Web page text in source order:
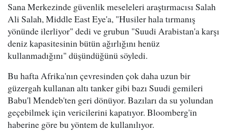
Sana Merkezinde güvenlik meseleleri araştırmacısı Salah
Ali Salah, Middle East Eye'a, "Husiler hala tırmanış
yönünde ilerliyor" dedi ve grubun "Suudi Arabistan'a karşı
deniz kapasitesinin bütün ağırlığını henüz
kullanmadığını" düşündüğünü söyledi.
Bu hafta Afrika'nın çevresinden çok daha uzun bir
güzergah kullanan altı tanker gibi bazı Suudi gemileri
Babu'l Mendeb'ten geri dönüyor. Bazıları da su yolundan
geçebilmek için vericilerini kapatıyor. Bloomberg'in
haberine göre bu yöntem de kullanılıyor.